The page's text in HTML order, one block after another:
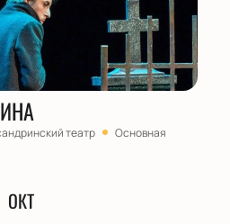
театр
Основная
ОКТ